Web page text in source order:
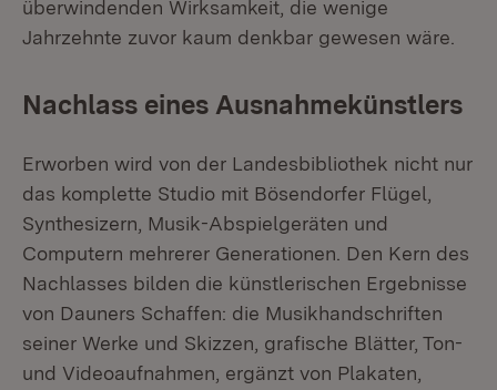
überwindenden Wirksamkeit, die wenige
Jahrzehnte zuvor kaum denkbar gewesen wäre.
Nachlass eines Ausnahmekünstlers
Erworben wird von der Landesbibliothek nicht nur
das komplette Studio mit Bösendorfer Flügel,
Synthesizern, Musik-Abspielgeräten und
Computern mehrerer Generationen. Den Kern des
Nachlasses bilden die künstlerischen Ergebnisse
von Dauners Schaffen: die Musikhandschriften
seiner Werke und Skizzen, grafische Blätter, Ton-
und Videoaufnahmen, ergänzt von Plakaten,